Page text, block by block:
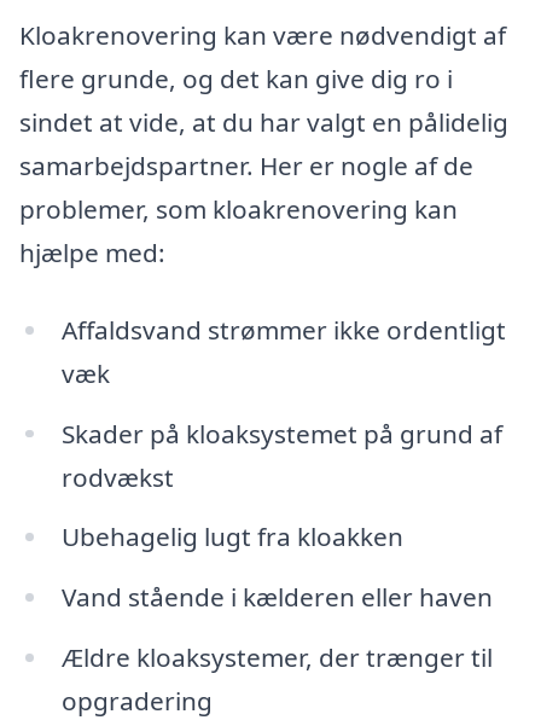
Kloakrenovering kan være nødvendigt af
flere grunde, og det kan give dig ro i
sindet at vide, at du har valgt en pålidelig
samarbejdspartner. Her er nogle af de
problemer, som kloakrenovering kan
hjælpe med:
Affaldsvand strømmer ikke ordentligt
væk
Skader på kloaksystemet på grund af
rodvækst
Ubehagelig lugt fra kloakken
Vand stående i kælderen eller haven
Ældre kloaksystemer, der trænger til
opgradering